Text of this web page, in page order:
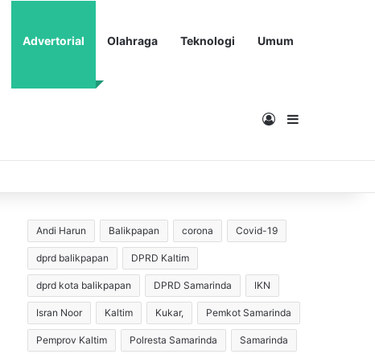
Advertorial Olahraga Teknologi Umum
MasukSidebar
Andi Harun Balikpapan corona Covid-19
dprd balikpapan DPRD Kaltim
dprd kota balikpapan DPRD Samarinda IKN
Isran Noor Kaltim Kukar, Pemkot Samarinda
Pemprov Kaltim Polresta Samarinda Samarinda